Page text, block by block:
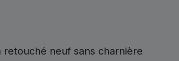
neuf sans charnière